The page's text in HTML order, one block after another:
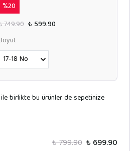
%20
749.90 ₺ 599.90
birlikte bu ürünler de sepetinize
₺ 799.90 ₺ 699.90